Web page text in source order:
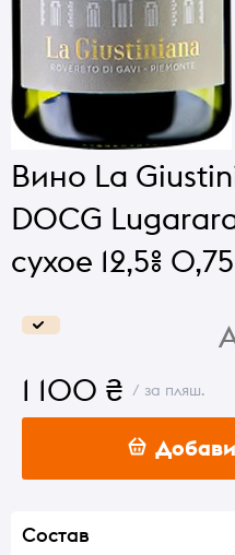
Вино La
DOCG
сухое 12,5%
1 100 ₴ / за пляш.
Состав